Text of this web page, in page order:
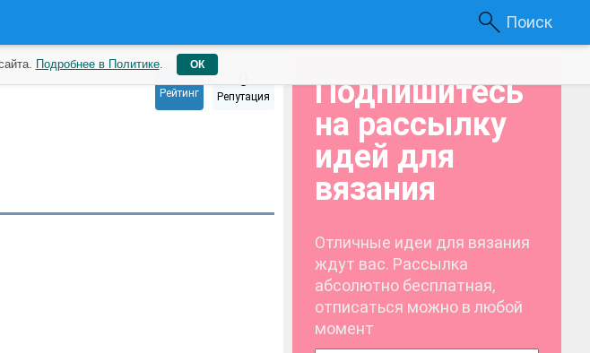
Поиск
1
Рейтинг
0
Репутация
Подпишитесь
на рассылку
идей для
вязания
Отличные идеи для вязания
ждут вас. Рассылка
абсолютно бесплатная,
отписаться можно в любой
момент
Подробнее в Политике. ОК